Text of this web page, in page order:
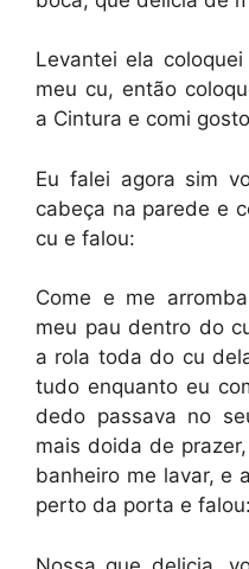
Levantei ela
meu cu, então
a Cintura e comi
Eu falei agora sim
cabeça na parede e
cu e falou:
Come e me
meu pau dentro do
a rola toda do cu
tudo enquanto eu
dedo passava no
mais doida de
banheiro me lavar, e
perto da porta e falou: